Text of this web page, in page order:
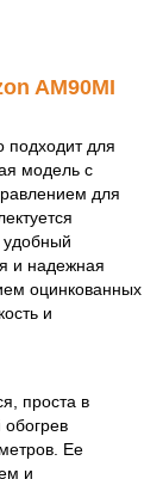
AM90MI
подходит для
модель с
для
и надежная
оцинкованных
и
проста в
Ее
и